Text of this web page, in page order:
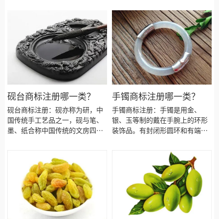
别商标，我们产品应该选择一些
什么具体商品呢！广州血糖仪商
标注册、家用血糖仪商标注册、
注册血糖仪商标、医用血糖仪商
标注册、充电血糖仪商标注册、
水银血糖仪商标注册、袖带血糖
仪商标注册、血糖仪商标注册、
血糖仪商标注册代办、血糖仪商
标注册代理要多久？血糖仪商标
注册价格怎么样？ 血糖仪商标注
册流程以及材料要哪些呢？血糖
仪商标注册代理时审核通过率高
商标！今天诗宸商标注册的小文
将乳制品商标注册选择的具体商
品、商标注册流程和费用、商标
注册需要提供的资料、商标注册
成功后有效期多久等资料整理出
来供大家参考。
砚台商标注册哪一类？
砚台商标注册：砚亦称为研，中
国传统手工艺品之一，砚与笔、
墨、纸合称中国传统的文房四
手镯商标注册哪一类？
手镯商标注册：手镯是用金、
银、玉等制的戴在手腕上的环形
装饰品。有封闭形圆环和有端口
产权局商标局的商标分类查询得
知，手镯商标注册建议注册第14
类别商标！